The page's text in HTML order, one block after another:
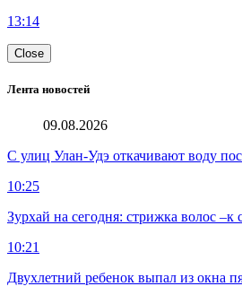
13:14
Close
Лента новостей
09.08.2026
С улиц Улан-Удэ откачивают воду
10:25
Зурхай на сегодня: стрижка волос –к
10:21
Двухлетний ребенок выпал из окна